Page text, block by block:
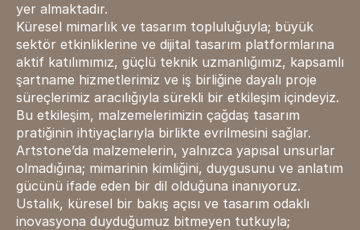
yer almaktadır.
Küresel mimarlık ve tasarım topluluğuyla; büyük
sektör etkinliklerine ve dijital tasarım platformlarına
aktif katılımımız, güçlü teknik uzmanlığımız, kapsamlı
şartname hizmetlerimiz ve iş birliğine dayalı proje
süreçlerimiz aracılığıyla sürekli bir etkileşim içindeyiz.
Bu etkileşim, malzemelerimizin çağdaş tasarım
pratiğinin ihtiyaçlarıyla birlikte evrilmesini sağlar.
Artstone’da malzemelerin, yalnızca yapısal unsurlar
olmadığına; mimarinin kimliğini, duygusunu ve anlatım
gücünü ifade eden bir dil olduğuna inanıyoruz.
Ustalık, küresel bir bakış açısı ve tasarım odaklı
inovasyona duyduğumuz bitmeyen tutkuyla;